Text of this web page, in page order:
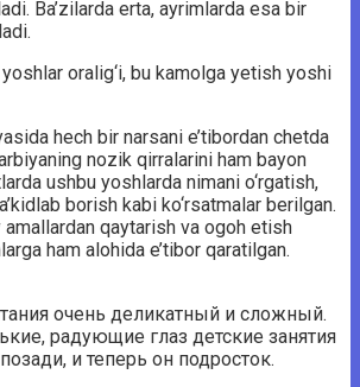
Ba’zilarda erta, ayrimlarda esa bir
oralig‘i, bu kamolga yetish yoshi
hech bir narsani e’tibordan chetda
nozik qirralarini ham bayon
ushbu yoshlarda nimani o‘rgatish,
borish kabi ko‘rsatmalar berilgan.
amallardan qaytarish va ogoh etish
ham alohida e’tibor qaratilgan.
очень деликатный и сложный.
радующие глаз детские занятия
и теперь он подросток.